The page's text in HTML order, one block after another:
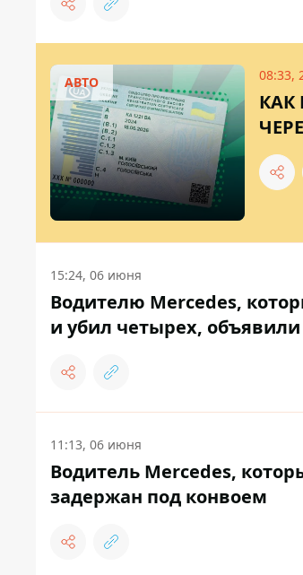
АВТО 08:33,
КАК
15:24, 06 июня
Водителю Mercedes,
и убил четырех,
11:13, 06 июня
Водитель Mercedes,
задержан под конвоем